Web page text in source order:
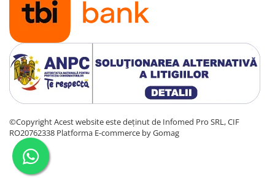
©Copyright Acest website este deținut de Infomed Pro SRL, CIF
RO20762338 Platforma E-commerce by Gomag